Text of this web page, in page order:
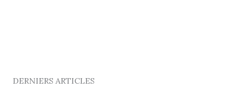
DERNIERS ARTICLES